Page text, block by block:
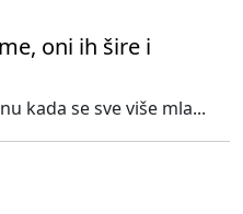
oni ih šire i
kada se sve više mla...